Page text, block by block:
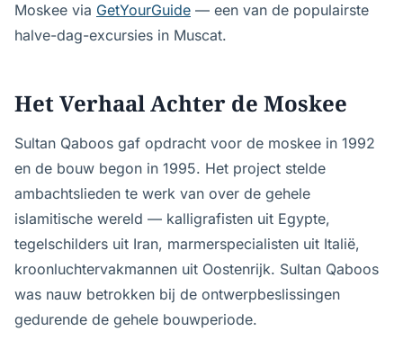
Moskee via GetYourGuide — een van de populairste
halve-dag-excursies in Muscat.
Het Verhaal Achter de Moskee
Sultan Qaboos gaf opdracht voor de moskee in 1992
en de bouw begon in 1995. Het project stelde
ambachtslieden te werk van over de gehele
islamitische wereld — kalligrafisten uit Egypte,
tegelschilders uit Iran, marmerspecialisten uit Italië,
kroonluchtervakmannen uit Oostenrijk. Sultan Qaboos
was nauw betrokken bij de ontwerpbeslissingen
gedurende de gehele bouwperiode.